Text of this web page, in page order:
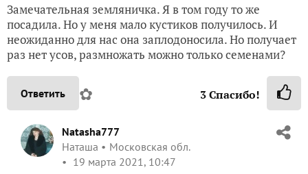
Замечательная земляничка. Я в том году то же
посадила. Но у меня мало кустиков получилось. И
неожиданно для нас она заплодоносила. Но получает
раз нет усов, размножать можно только семенами?
Ответить ✿ 3Спасибо!
Natasha777
Наташа
Московская обл.
19 марта 2021, 10:47